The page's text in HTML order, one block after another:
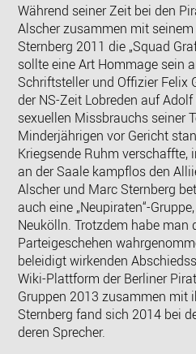
Während seiner Zeit bei den
Alscher zusammen mit
Sternberg 2011 die „Squad
sollte eine Art Hommage sein
Schriftsteller und Offizier Felix
der NS-Zeit Lobreden auf
sexuellen Missbrauchs seiner
Minderjährigen vor Gericht
Kriegsende Ruhm verschaffte,
an der Saale kampflos den
Alscher und Marc Sternberg
auch eine „Neupiraten“-
Neukölln. Trotzdem habe man
Parteigeschehen
beleidigt wirkenden
Wiki-Plattform der Berliner
Gruppen 2013 zusammen mit
Sternberg fand sich 2014 bei
deren Sprecher.